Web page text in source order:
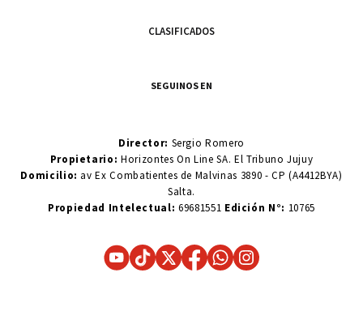
CLASIFICADOS
SEGUINOS EN
Director: Sergio Romero
Propietario:Horizontes On Line SA. El Tribuno Jujuy
Domicilio: av Ex Combatientes de Malvinas 3890 - CP (A4412BYA)
Salta.
Propiedad Intelectual: 69681551 Edición N°: 10765